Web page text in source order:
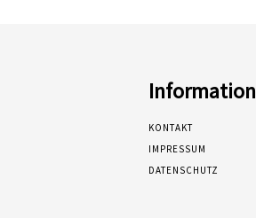
Information
KONTAKT
IMPRESSUM
DATENSCHUTZ